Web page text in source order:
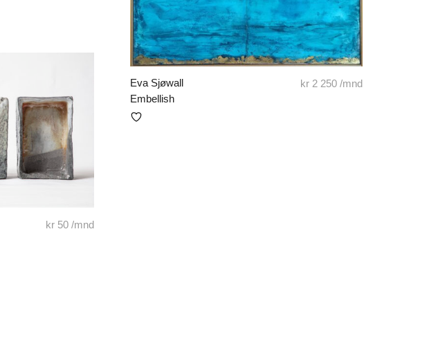
Eva Sjøwall
Embellish
kr2 250/mnd
kr 50 /mnd